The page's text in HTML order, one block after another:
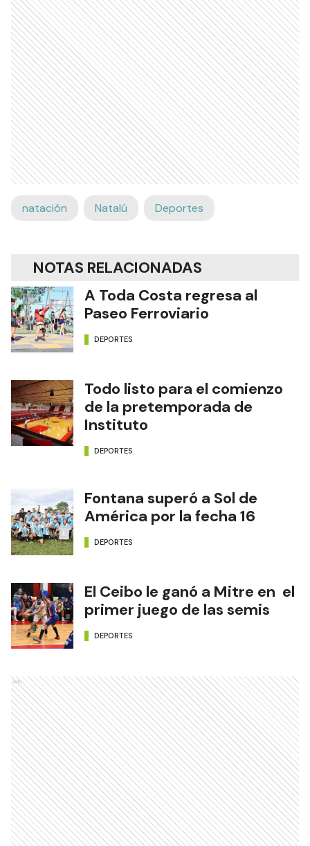
natación Natalú Deportes
NOTAS RELACIONADAS
A Toda Costa regresa al
Paseo Ferroviario
DEPORTES
Todo listo para el comienzo
de la pretemporada de
Instituto
DEPORTES
Fontana superó a Sol de
América por la fecha 16
DEPORTES
El Ceibo le ganó a Mitre en el
primer juego de las semis
DEPORTES
Ads